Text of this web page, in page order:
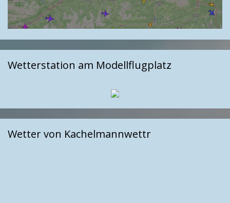
Wetterstation am Modellflugplatz
Wetter von Kachelmannwettr